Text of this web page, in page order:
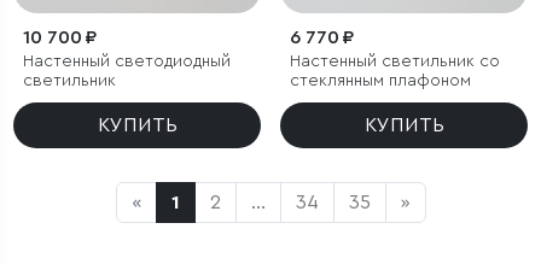
10 700 ₽
Настенный светодиодный
светильник
КУПИТЬ
6 770 ₽
Настенный светильник со
стеклянным плафоном
КУПИТЬ
« 1 2 ... 34 35 »